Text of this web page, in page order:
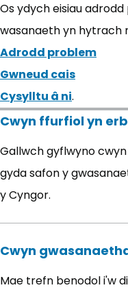
Os ydych eisiau
wasanaeth yn hytrach
Adrodd problem
Gwneud cais
Cysylltu â ni.
Cwyn ffurfiol yn
Gallwch gyflwyno
gyda safon y
y Cyngor.
Cwyn
Mae trefn benodol i'w